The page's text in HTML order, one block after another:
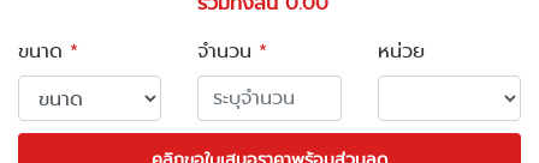
ขนาด * จำนวน * หน่วย